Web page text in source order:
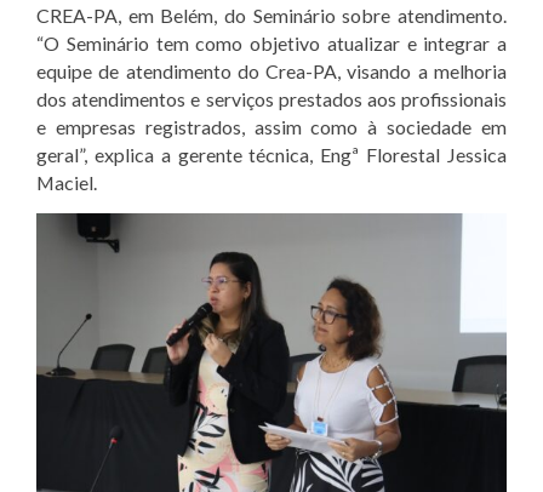
CREA-PA, em Belém, do Seminário sobre atendimento.
“O Seminário tem como objetivo atualizar e integrar a
equipe de atendimento do Crea-PA, visando a melhoria
dos atendimentos e serviços prestados aos profissionais
e empresas registrados, assim como à sociedade em
geral”, explica a gerente técnica, Engª Florestal Jessica
Maciel.